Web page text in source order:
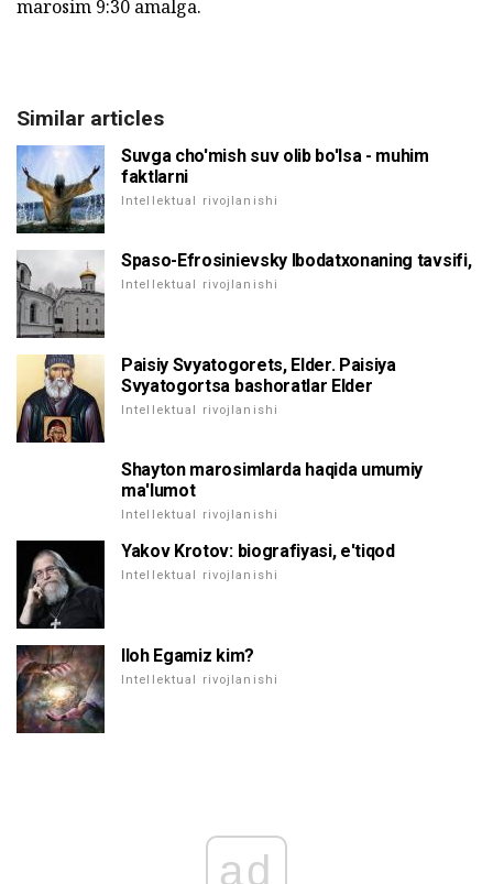
marosim 9:30 amalga.
Similar articles
Suvga cho'mish suv olib bo'lsa - muhim
faktlarni
Intellektual rivojlanishi
Spaso-Efrosinievsky Ibodatxonaning tavsifi,
Intellektual rivojlanishi
Paisiy Svyatogorets, Elder. Paisiya
Svyatogortsa bashoratlar Elder
Intellektual rivojlanishi
Shayton marosimlarda haqida umumiy
ma'lumot
Intellektual rivojlanishi
Yakov Krotov: biografiyasi, e'tiqod
Intellektual rivojlanishi
Iloh Egamiz kim?
Intellektual rivojlanishi
ad